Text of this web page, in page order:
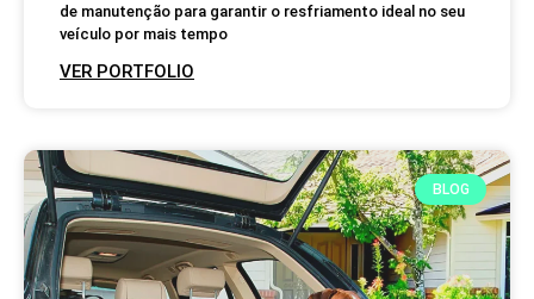
de manutenção para garantir o resfriamento ideal no seu
veículo por mais tempo
VER PORTFOLIO
BLOG